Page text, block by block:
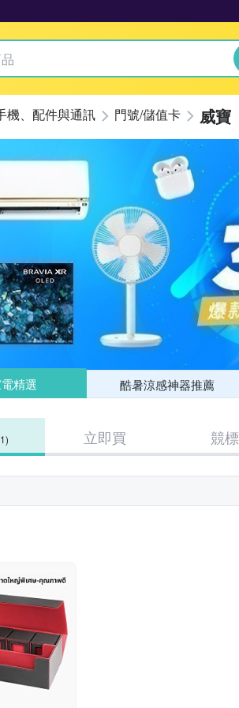
機、配件與通訊 門號/儲值卡 威寶
精選 酷暑涼感神器推薦
立即買 競標